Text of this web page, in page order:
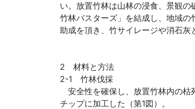
い。放置竹林は山林の浸食、景観
竹林バスターズ」を結成し、地域
助成を頂き、竹サイレージや消石灰
2 材料と方法
2-1 竹林伐採
安全性を確保し、放置竹林内の枯
チップに加工した（第1図）。